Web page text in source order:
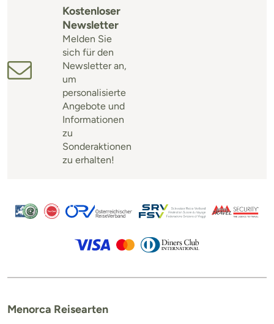
Kostenloser
Newsletter
Melden Sie
sich für den
Newsletter an,
um
personalisierte
Angebote und
Informationen
zu
Sonderaktionen
zu erhalten!
Menorca Reisearten